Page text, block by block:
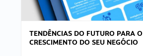
TENDÊNCIAS DO FUTURO PARA O
CRESCIMENTO DO SEU NEGÓCIO